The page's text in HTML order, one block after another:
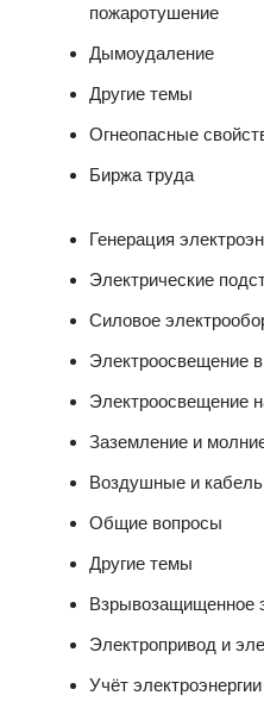
пожаротушение
Дымоудаление
Другие темы
Огнеопасные
Биржа труда
Генерация
Электрические
Силовое
Электроосвещение
Электроосвещение
Заземление и
Воздушные и
Общие вопросы
Другие темы
Взрывозащищенное
Электропривод и
Учёт электроэнергии